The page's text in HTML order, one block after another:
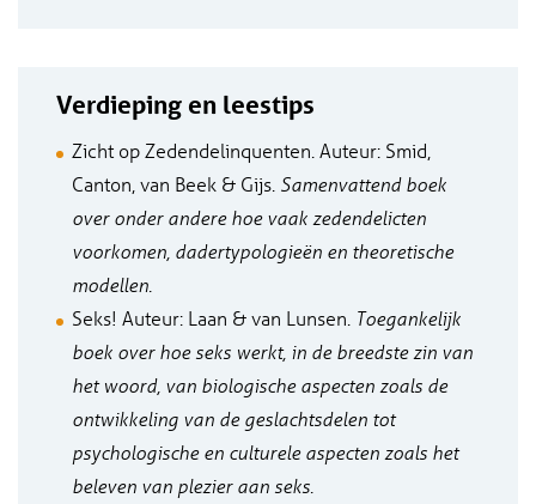
Verdieping en leestips
Zicht op Zedendelinquenten. Auteur: Smid,
Canton, van Beek & Gijs. Samenvattend boek
over onder andere hoe vaak zedendelicten
voorkomen, dadertypologieën en theoretische
modellen.
Seks! Auteur: Laan & van Lunsen. Toegankelijk
boek over hoe seks werkt, in de breedste zin van
het woord, van biologische aspecten zoals de
ontwikkeling van de geslachtsdelen tot
psychologische en culturele aspecten zoals het
beleven van plezier aan seks.